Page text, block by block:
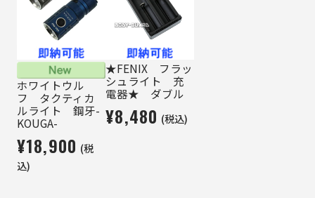
ホワイトウル
フ タクティカ
ルライト 鋼牙-
KOUGA-
¥18,900 (税
込)
★FENIX フラッ
シュライト 充
電器★ ダブル
¥8,480 (税込)